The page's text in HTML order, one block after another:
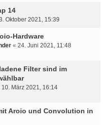
14
Oktober 2021, 15:39
Hardware
« 24. Juni 2021, 11:48
Filter sind im
10. März 2021, 16:14
Aroio und Convolution in